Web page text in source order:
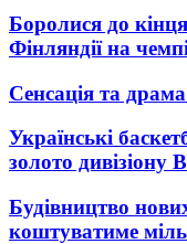
Боролися до
Фінляндії на
Сенсація та
Українські
золото дивізіону В
Будівництво
коштуватиме